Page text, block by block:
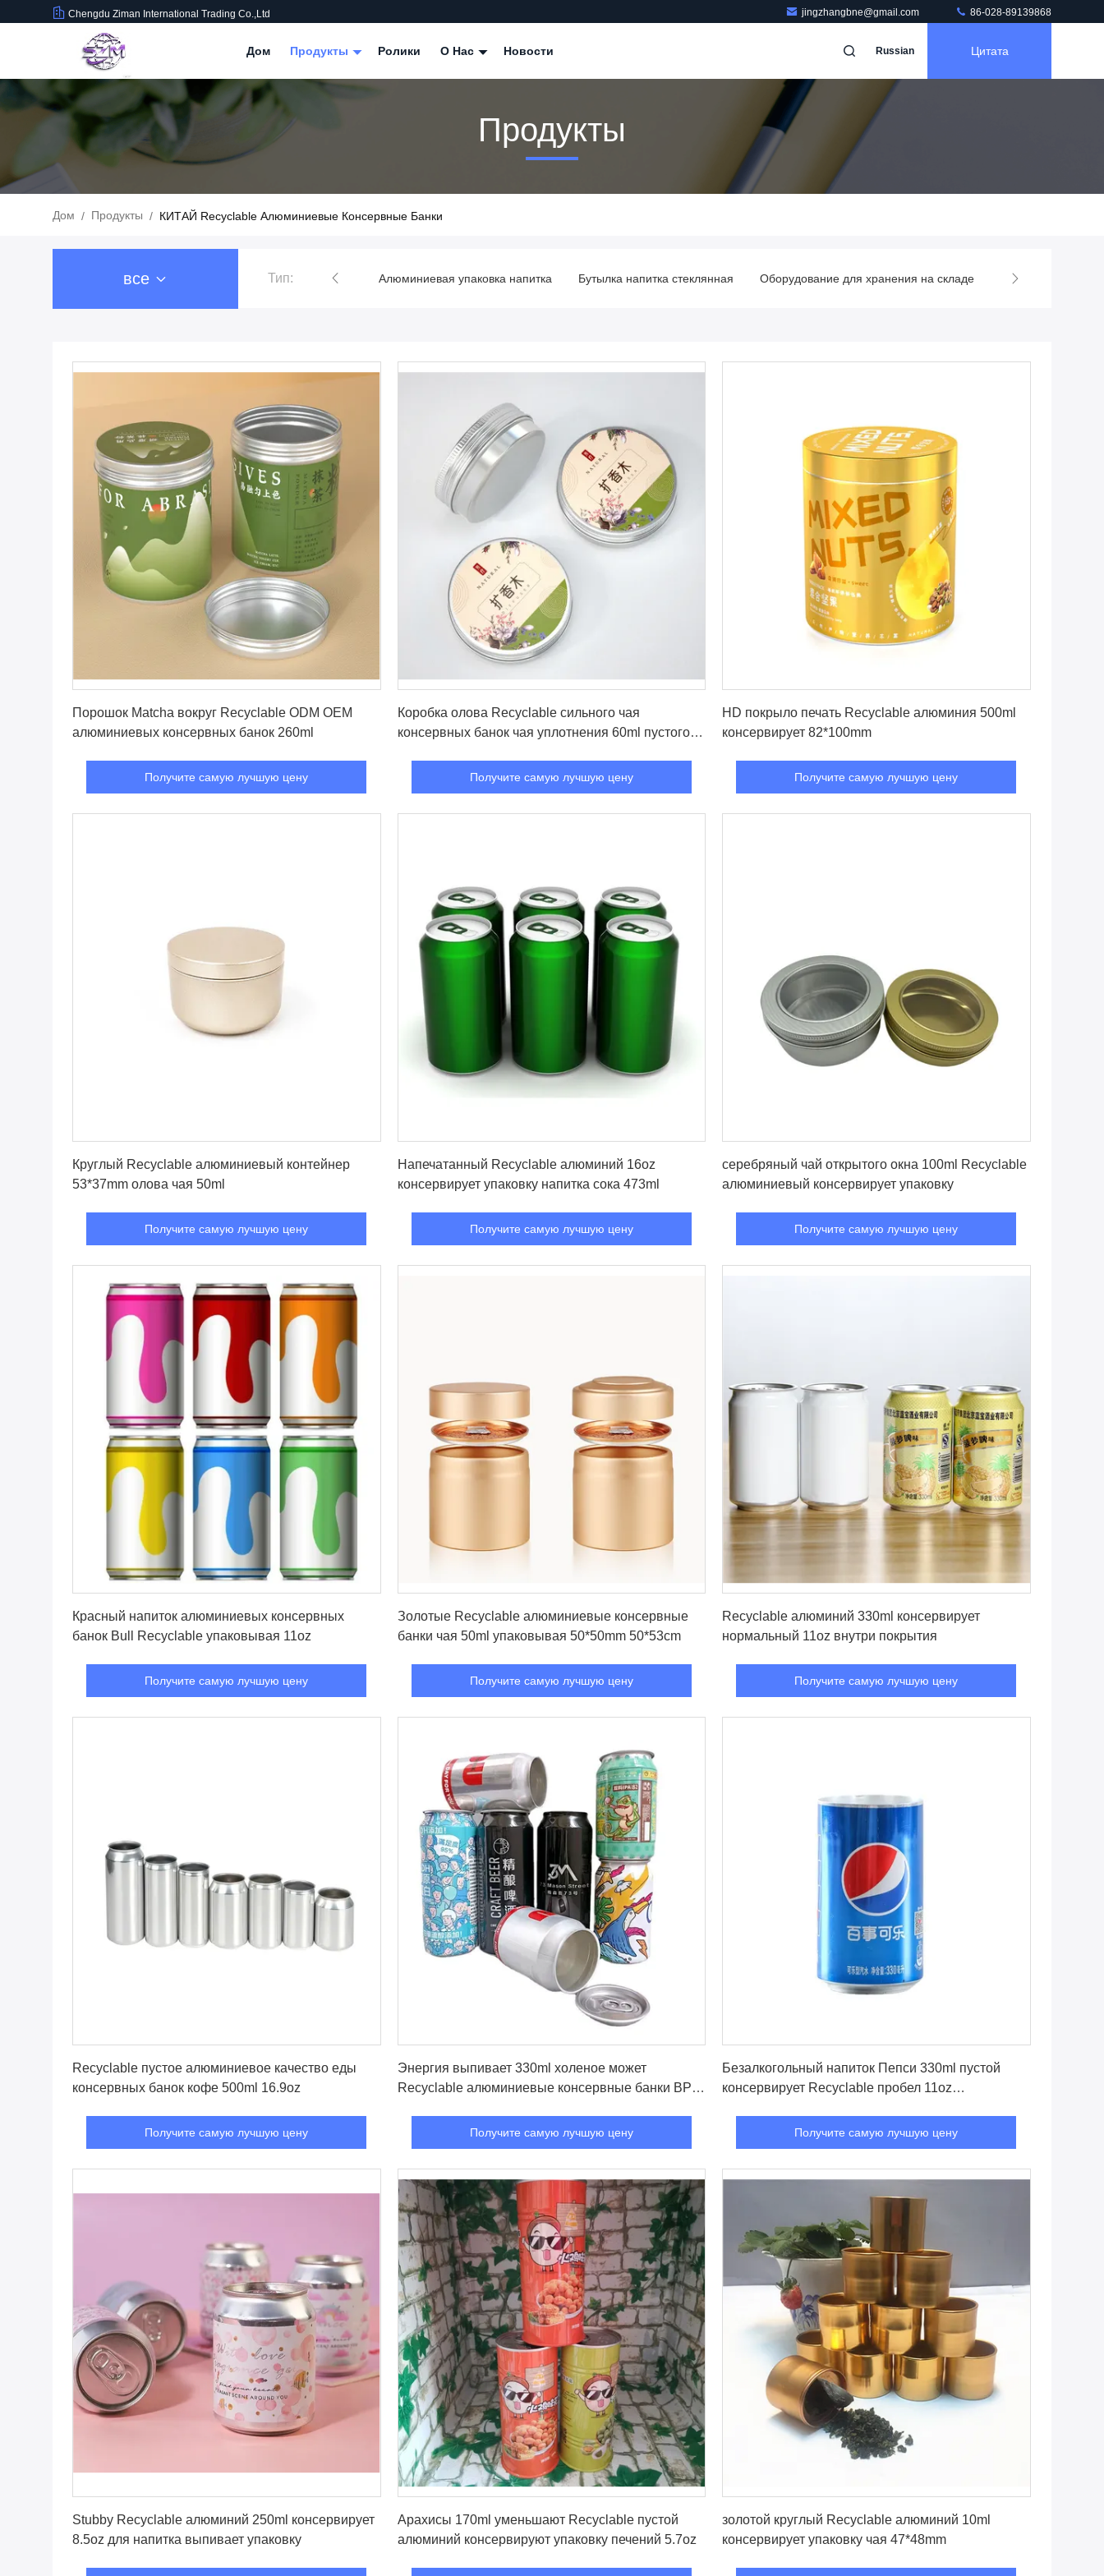
Chengdu Ziman International Trading Co.,Ltd jingzhangbne@gmail.com 86-028-89139868
Дом Продукты Ролики О Нас Новости Russian Цитата
Продукты
Дом / Продукты / КИТАЙ Recyclable Алюминиевые Консервные Банки
все Тип:
Упаковка напитка еды Алюминиевая упаковка напитка Бутылка напитка стеклянная Оборудование для хранения на складе Машина для упаковки напитков
Порошок Matcha вокруг Recyclable ODM OEM
алюминиевых консервных банок 260ml
Получите самую лучшую цену
Коробка олова Recyclable сильного чая
консервных банок чая уплотнения 60ml пустого
Получите самую лучшую цену
HD покрыло печать Recyclable алюминия 500ml
консервирует 82*100mm
Получите самую лучшую цену
Круглый Recyclable алюминиевый контейнер
53*37mm олова чая 50ml
Получите самую лучшую цену
Напечатанный Recyclable алюминий 16oz
консервирует упаковку напитка сока 473ml
Получите самую лучшую цену
серебряный чай открытого окна 100ml Recyclable
алюминиевый консервирует упаковку
Получите самую лучшую цену
Красный напиток алюминиевых консервных
банок Bull Recyclable упаковывая 11oz
Получите самую лучшую цену
Золотые Recyclable алюминиевые консервные
банки чая 50ml упаковывая 50*50mm 50*53cm
Получите самую лучшую цену
Recyclable алюминий 330ml консервирует
нормальный 11oz внутри покрытия
Получите самую лучшую цену
Recyclable пустое алюминиевое качество еды
консервных банок кофе 500ml 16.9oz
Получите самую лучшую цену
Энергия выпивает 330ml холеное может
Recyclable алюминиевые консервные банки BPA
Получите самую лучшую цену
Безалкогольный напиток Пепси 330ml пустой
консервирует Recyclable пробел 11oz
Получите самую лучшую цену
Stubby Recyclable алюминий 250ml консервирует
8.5oz для напитка выпивает упаковку
Арахисы 170ml уменьшают Recyclable пустой
алюминий консервируют упаковку печений 5.7oz
золотой круглый Recyclable алюминий 10ml
консервирует упаковку чая 47*48mm